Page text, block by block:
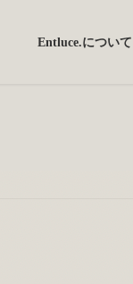
Entluce.について